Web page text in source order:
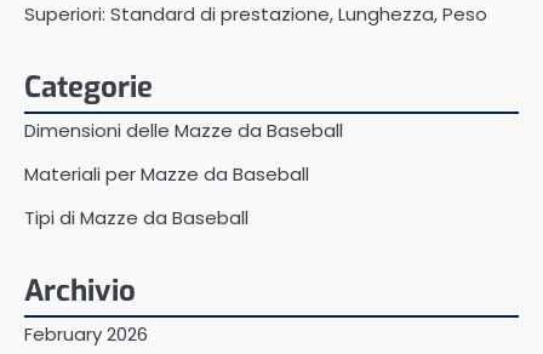
Superiori: Standard di prestazione, Lunghezza, Peso
Categorie
Dimensioni delle Mazze da Baseball
Materiali per Mazze da Baseball
Tipi di Mazze da Baseball
Archivio
February 2026